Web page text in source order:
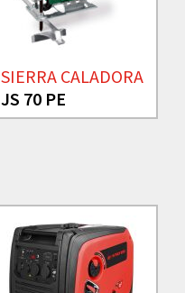
SIERRA CALADORA
JS 70 PE